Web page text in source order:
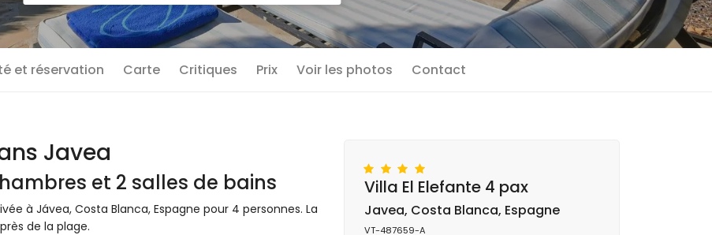
et réservation Carte Critiques Prix Voir les photos Contact
Javea
et 2 salles de bains
à Jávea, Costa Blanca, Espagne pour 4 personnes. La
de la plage.
Villa El Elefante 4 pax
Javea, Costa Blanca, Espagne
VT-487659-A